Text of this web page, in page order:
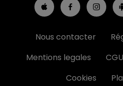
Nous contacter
Mentions legales
CGU
Cookies